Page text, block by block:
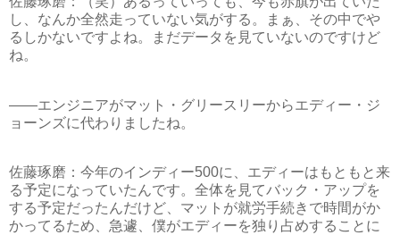
し、なんか全然走っていない気がする。まぁ、その中でや
るしかないですよね。まだデータを見ていないのですけど
ね。
――エンジニアがマット・グリースリーからエディー・ジ
ョーンズに代わりましたね。
佐藤琢磨：今年のインディー500に、エディーはもともと来
る予定になっていたんです。全体を見てバック・アップを
する予定だったんだけど、マットが就労手続きで時間がか
かってるため、急遽、僕がエディーを独り占めすることに